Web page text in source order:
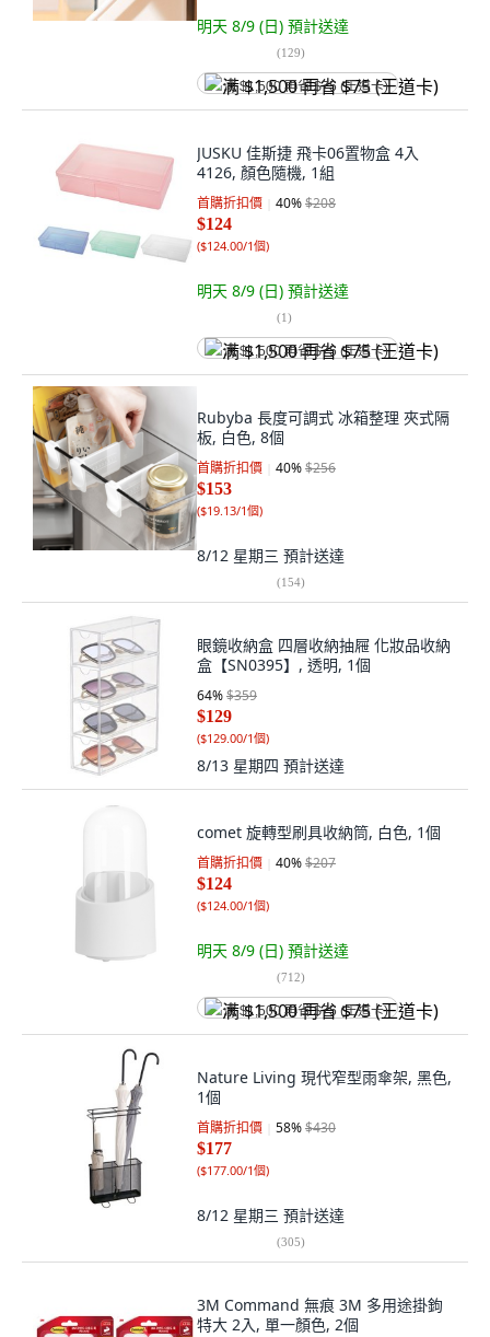
明天 8/9 (日) 預計送達
(129)
满 $1,500 再省 $75 (王道卡)
JUSKU 佳斯捷 飛卡06置物盒 4入
4126, 顏色隨機, 1組
首購折扣價 40%$208
$124
($124.00/1個)
明天 8/9 (日) 預計送達
(1)
满 $1,500 再省 $75 (王道卡)
Rubyba 長度可調式 冰箱整理 夾式隔
板, 白色, 8個
首購折扣價 40%$256
$153
($19.13/1個)
8/12 星期三 預計送達
(154)
眼鏡收納盒 四層收納抽屜 化妝品收納
盒【SN0395】, 透明, 1個
64%$359
$129
($129.00/1個)
8/13 星期四 預計送達
comet 旋轉型刷具收納筒, 白色, 1個
首購折扣價 40%$207
$124
($124.00/1個)
明天 8/9 (日) 預計送達
(712)
满 $1,500 再省 $75 (王道卡)
Nature Living 現代窄型雨傘架, 黑色,
1個
首購折扣價 58%$430
$177
($177.00/1個)
8/12 星期三 預計送達
(305)
3M Command 無痕 3M 多用途掛鉤
特大 2入, 單一顏色, 2個